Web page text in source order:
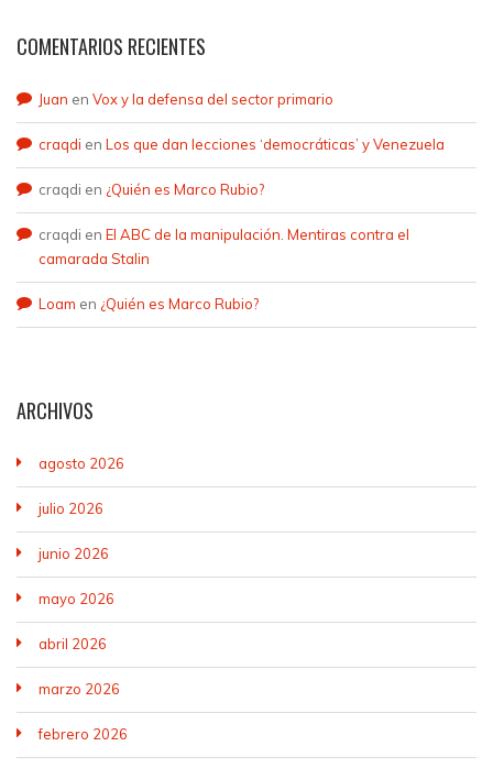
COMENTARIOS RECIENTES
Juan en Vox y la defensa del sector primario
craqdi en Los que dan lecciones ‘democráticas’ y Venezuela
craqdi en ¿Quién es Marco Rubio?
craqdi en El ABC de la manipulación. Mentiras contra el
camarada Stalin
Loam en ¿Quién es Marco Rubio?
ARCHIVOS
agosto 2026
julio 2026
junio 2026
mayo 2026
abril 2026
marzo 2026
febrero 2026